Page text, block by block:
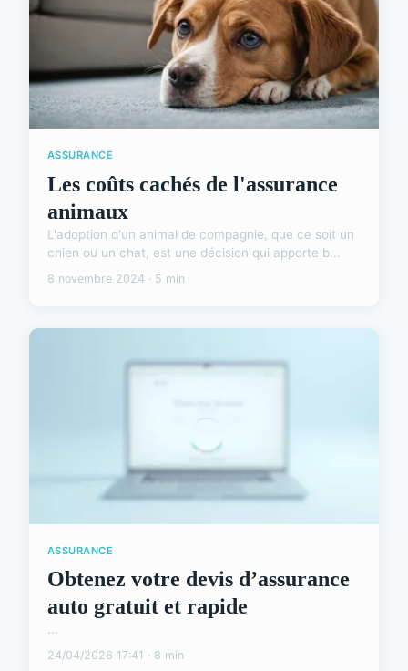
ASSURANCE
Les coûts cachés de l'assurance
animaux
L'adoption d'un animal de compagnie, que ce soit un
chien ou un chat, est une décision qui apporte b...
8 novembre 2024 · 5 min
ASSURANCE
Obtenez votre devis d’assurance
auto gratuit et rapide
...
24/04/2026 17:41 · 8 min